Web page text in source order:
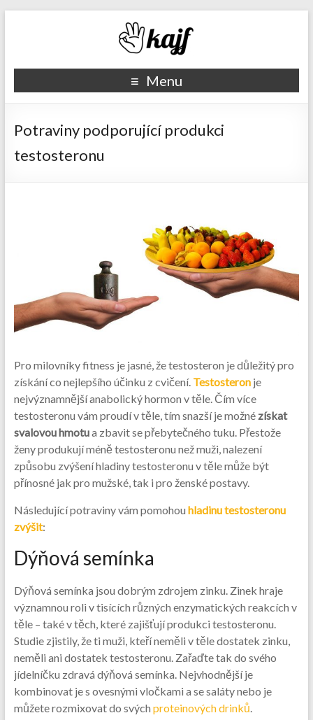
Recepty kajf.cz
Menu
Potraviny podporující produkci
testosteronu
Pro milovníky fitness je jasné, že testosteron je důležitý pro
získání co nejlepšího účinku z cvičení. Testosteronje
nejvýznamnější anabolický hormon v těle. Čím více
testosteronu vám proudí v těle, tím snazší je možné získat
svalovou hmotua zbavit se přebytečného tuku. Přestože
ženy produkují méně testosteronu než muži, nalezení
způsobu zvýšení hladiny testosteronu v těle může být
přínosné jak pro mužské, tak i pro ženské postavy.
Následující potraviny vám pomohou hladinu testosteronu
zvýšit:
Dýňová semínka
Dýňová semínka jsou dobrým zdrojem zinku. Zinek hraje
významnou roli v tisících různých enzymatických reakcích v
těle – také v těch, které zajišťují produkci testosteronu.
Studie zjistily, že ti muži, kteří neměli v těle dostatek zinku,
neměli ani dostatek testosteronu. Zařaďte tak do svého
jídelníčku zdravá dýňová semínka. Nejvhodnější je
kombinovat je s ovesnými vločkami a se saláty nebo je
můžete rozmixovat do svých proteinových drinků.